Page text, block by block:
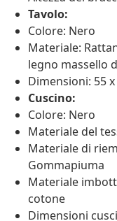
Tavolo:
Colore: Nero
Materiale:
legno massello
Dimensioni: 55 x
Cuscino:
Colore: Nero
Materiale del
Materiale di
Gommapiuma
Materiale
cotone
Dimensioni